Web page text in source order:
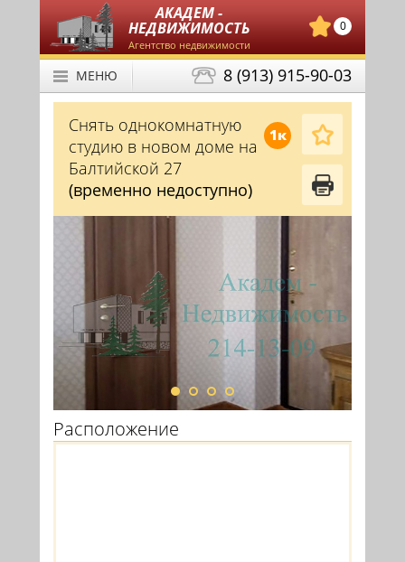
АКАДЕМ -
НЕДВИЖИМОСТЬ
Агентство недвижимости
0
8 (913) 915-90-03
МЕНЮ
1к
Снять однокомнатную
студию в новом доме на
Балтийской 27
(временно недоступно)
Расположение